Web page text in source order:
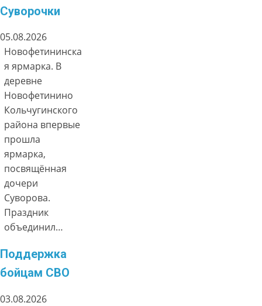
Суворочки
05.08.2026
Новофетининска
я ярмарка. В
деревне
Новофетинино
Кольчугинского
района впервые
прошла
ярмарка,
посвящённая
дочери
Суворова.
Праздник
объединил…
Поддержка
бойцам СВО
03.08.2026